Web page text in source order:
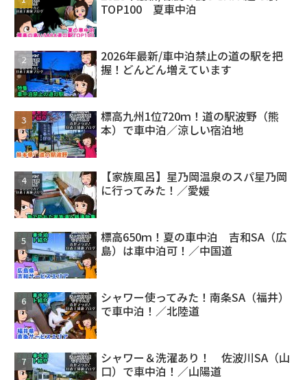
TOP100 夏車中泊
2026年最新/車中泊禁止の道の駅を把
握！どんどん増えています
標高九州1位720ｍ！道の駅波野（熊
本）で車中泊／涼しい宿泊地
【家族風呂】星乃岡温泉のスパ星乃岡
に行ってみた！／愛媛
標高650ｍ！夏の車中泊 吉和SA（広
島）は車中泊可！／中国道
シャワー使ってみた！南条SA（福井）
で車中泊！／北陸道
シャワー＆洗濯あり！ 佐波川SA（山
口）で車中泊！／山陽道